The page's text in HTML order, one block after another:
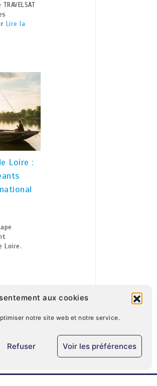
aux cookies
notre site web et notre service.
Refuser Voir les préférences
Lire la
Loire :
Loire.